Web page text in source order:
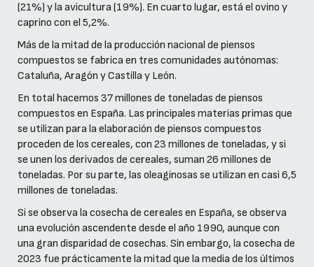
(21%) y la avicultura (19%). En cuarto lugar, está el ovino y
caprino con el 5,2%.
Más de la mitad de la producción nacional de piensos
compuestos se fabrica en tres comunidades autónomas:
Cataluña, Aragón y Castilla y León.
En total hacemos 37 millones de toneladas de piensos
compuestos en España. Las principales materias primas que
se utilizan para la elaboración de piensos compuestos
proceden de los cereales, con 23 millones de toneladas, y si
se unen los derivados de cereales, suman 26 millones de
toneladas. Por su parte, las oleaginosas se utilizan en casi 6,5
millones de toneladas.
Si se observa la cosecha de cereales en España, se observa
una evolución ascendente desde el año 1990, aunque con
una gran disparidad de cosechas. Sin embargo, la cosecha de
2023 fue prácticamente la mitad que la media de los últimos